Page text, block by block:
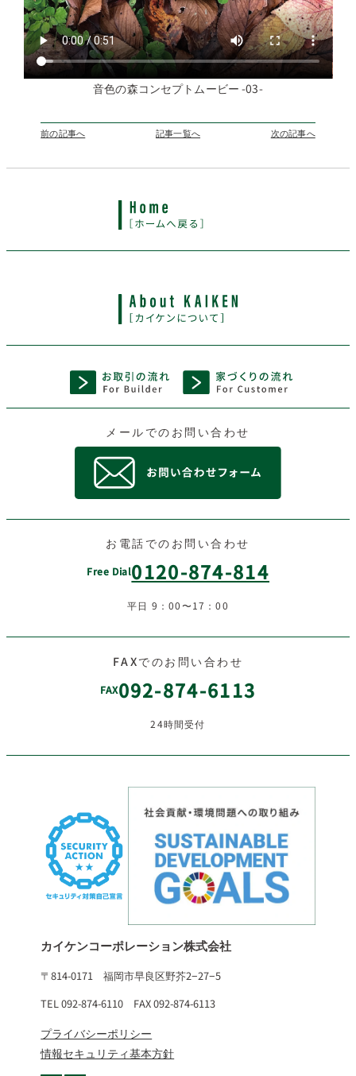
音色の森コンセプトムービー -03-
前の記事へ 記事一覧へ 次の記事へ
メールでのお問い合わせ
お電話でのお問い合わせ
Free Dial0120-874-814
平日 9：00〜17：00
FAXでのお問い合わせ
FAX092-874-6113
24時間受付
カイケンコーポレーション株式会社
〒814-0171 福岡市早良区野芥2−27−5
TEL 092-874-6110 FAX 092-874-6113
プライバシーポリシー
情報セキュリティ基本方針